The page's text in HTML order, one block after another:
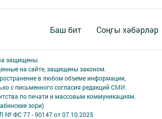
Баш бит Соңгы хәбәрләр
защищены.
на сайте, защищены законом.
в любом объеме информации,
с письменного согласия редакций СМИ.
по печати и массовым коммуникациям.
зори)
№ ФС 77 - 90147 от 07.10.2025